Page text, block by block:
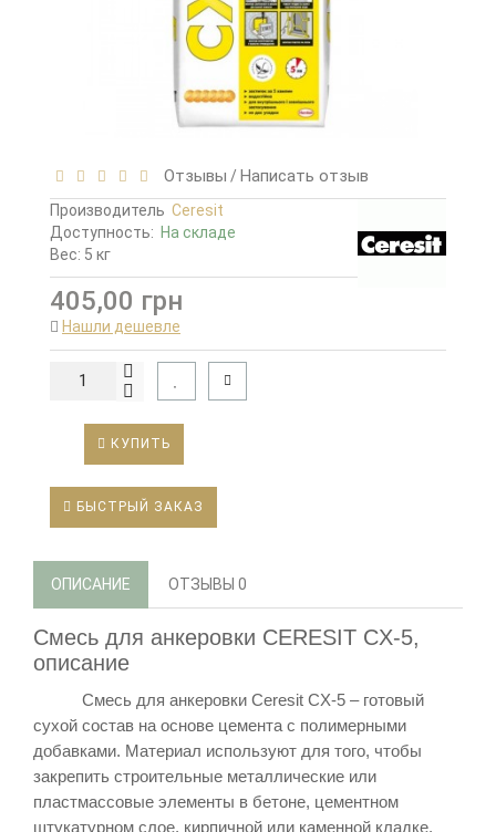
Отзывы /Написать отзыв
Производитель Ceresit
Доступность: На складе
Вес: 5 кг
405,00 грн
Нашли дешевле
КУПИТЬ
БЫСТРЫЙ ЗАКАЗ
ОПИСАНИЕ ОТЗЫВЫ 0
Смесь для анкеровки CERESIT CX-5,
описание
Смесь для анкеровки Ceresit CX-5 – готовый
сухой состав на основе цемента с полимерными
добавками. Материал используют для того, чтобы
закрепить строительные металлические или
пластмассовые элементы в бетоне, цементном
штукатурном слое, кирпичной или каменной кладке.